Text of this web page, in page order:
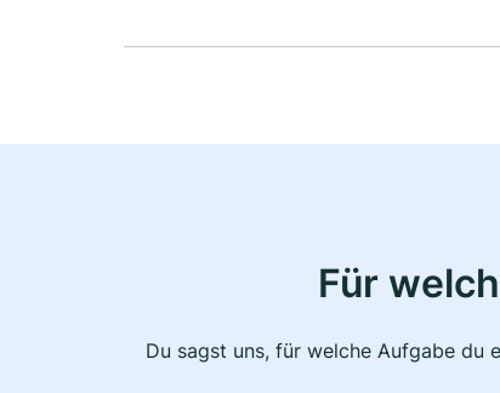
Für
Du sagst uns, für welche Aufgabe du